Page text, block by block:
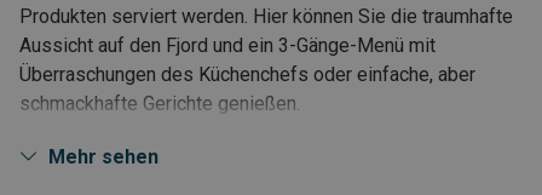
Produkten serviert werden. Hier können Sie die traumhafte
Aussicht auf den Fjord und ein 3-Gänge-Menü mit
Überraschungen des Küchenchefs oder einfache, aber
schmackhafte Gerichte genießen.
• Preisgünstiges Appartement
Mehr sehen